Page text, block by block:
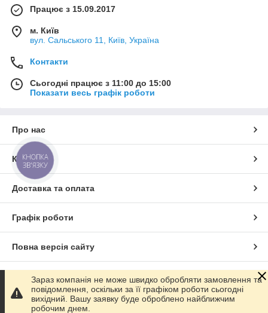
Працює з 15.09.2017
м. Київ
вул. Сальського 11, Київ, Україна
Контакти
Сьогодні працює з 11:00 до 15:00
Показати весь графік роботи
Про нас
Контакти
Доставка та оплата
Графік роботи
Повна версія сайту
Сайт створено на маркетплейсіProm.ua
Політика конфіденційності
Зараз компанія не може швидко обробляти замовлення та
повідомлення, оскільки за її графіком роботи сьогодні
вихідний. Вашу заявку буде оброблено найближчим
робочим днем.
КНОПКА
ЗВ'ЯЗКУ